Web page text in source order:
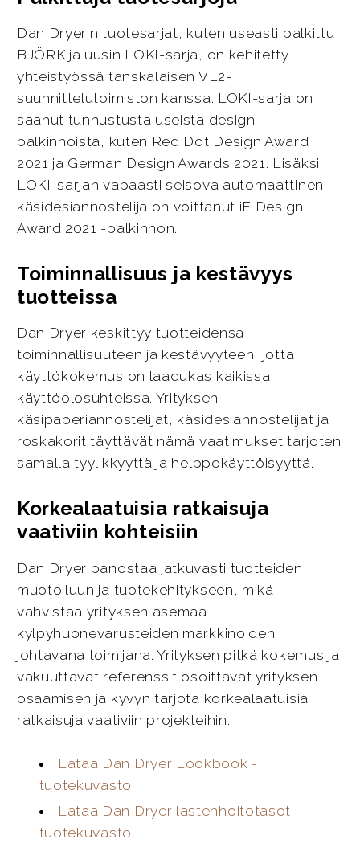
Dan Dryerin tuotesarjat, kuten useasti palkittu
BJÖRK ja uusin LOKI-sarja, on kehitetty
yhteistyössä tanskalaisen VE2-
suunnittelutoimiston kanssa. LOKI-sarja on
saanut tunnustusta useista design-
palkinnoista, kuten Red Dot Design Award
2021 ja German Design Awards 2021. Lisäksi
LOKI-sarjan vapaasti seisova automaattinen
käsidesiannostelija on voittanut iF Design
Award 2021 -palkinnon.
Toiminnallisuus ja kestävyys
tuotteissa
Dan Dryer keskittyy tuotteidensa
toiminnallisuuteen ja kestävyyteen, jotta
käyttökokemus on laadukas kaikissa
käyttöolosuhteissa. Yrityksen
käsipaperiannostelijat, käsidesiannostelijat ja
roskakorit täyttävät nämä vaatimukset tarjoten
samalla tyylikkyyttä ja helppokäyttöisyyttä.
Korkealaatuisia ratkaisuja
vaativiin kohteisiin
Dan Dryer panostaa jatkuvasti tuotteiden
muotoiluun ja tuotekehitykseen, mikä
vahvistaa yrityksen asemaa
kylpyhuonevarusteiden markkinoiden
johtavana toimijana. Yrityksen pitkä kokemus ja
vakuuttavat referenssit osoittavat yrityksen
osaamisen ja kyvyn tarjota korkealaatuisia
ratkaisuja vaativiin projekteihin.
Lataa Dan Dryer Lookbook -
tuotekuvasto
Lataa Dan Dryer lastenhoitotasot -
tuotekuvasto